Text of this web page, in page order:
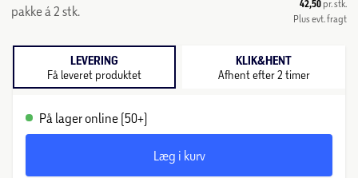
42,50 pr. stk.
Plus evt. fragt
pakke á 2 stk.
LEVERING
Få leveret produktet
KLIK&HENT
Afhent efter 2 timer
På lager online (50+)
Læg i kurv